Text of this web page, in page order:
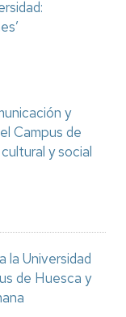
y
Campus de
y social
la Universidad
de Huesca y